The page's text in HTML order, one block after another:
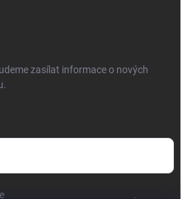
zasílat informace o nových
.